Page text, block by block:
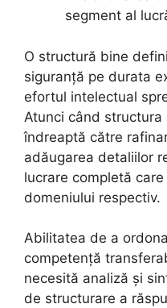
segment al
O structură bine
siguranță pe durata
efortul intelectual
Atunci când
îndreaptă către
adăugarea detaliilor
lucrare completă
domeniului respectiv.
Abilitatea de a
competență
necesită analiză și
de structurare a